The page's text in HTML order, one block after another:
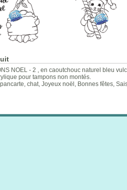
NOEL - 2 , en caoutchouc naturel bleu
pour tampons non montés.
chat, Joyeux noël, Bonnes fêtes,